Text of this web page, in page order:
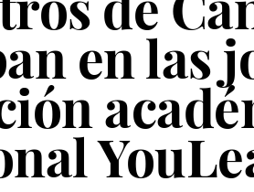
en las